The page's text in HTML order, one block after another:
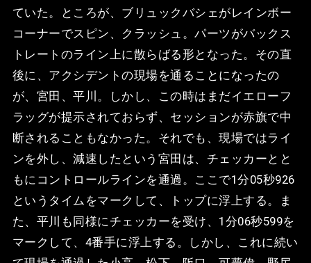
ていた。ところが、ブリュックバシェがレインボー
コーナーでスピン、クラッシュ。パーツがバックス
トレートのライン上に散らばる形となった。その直
後に、アクシデントの現場を通ることになったの
が、宮田、平川。しかし、この時はまだイエローフ
ラッグが提示されておらず、セッションが赤旗で中
断されることもなかった。それでも、現場ではライ
ンを外し、減速したという宮田は、チェッカーとと
もにコントロールラインを通過。ここで1分05秒926
というタイムをマークして、トップに浮上する。ま
た、平川も同様にチェッカーを受け、1分06秒599を
マークして、4番手に浮上する。しかし、これに続い